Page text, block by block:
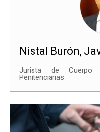
Nistal Burón,
Jurista de Cuerpo
Penitenciarias